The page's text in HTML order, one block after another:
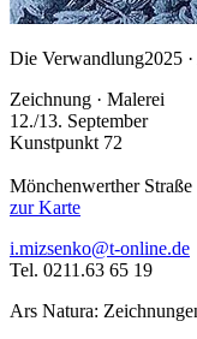
Die Verwandlung2025
Zeichnung · Malerei
12./13. September
Kunstpunkt 72
Mönchenwerther Straße
zur Karte
i.mizsenko@t-online.de
Tel. 0211.63 65 19
Ars Natura: